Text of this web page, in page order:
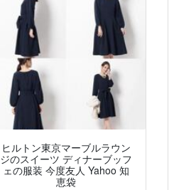
ヒルトン東京マーブルラウン
ジのスイーツ ディナーブッフ
ェの服装 今度友人 Yahoo 知
恵袋